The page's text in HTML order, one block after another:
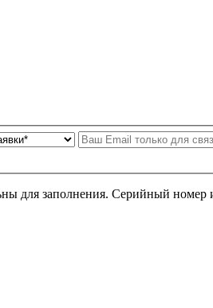
для заполнения. Серийный